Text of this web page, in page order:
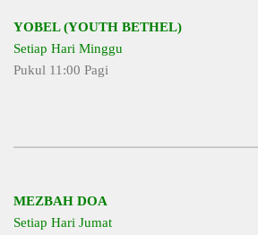
YOBEL (YOUTH BETHEL)
Setiap Hari Minggu
Pukul 11:00 Pagi
MEZBAH DOA
Setiap Hari Jumat